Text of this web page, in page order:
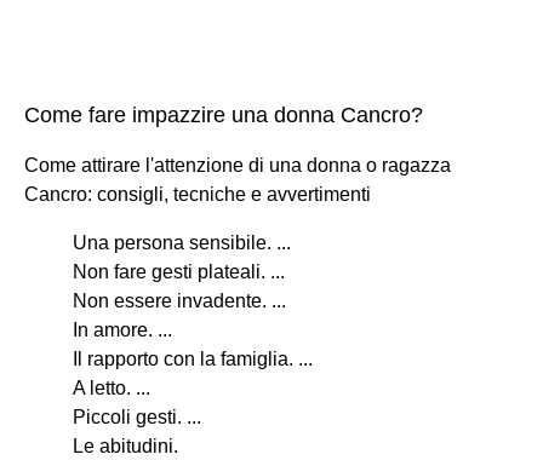
Come fare impazzire una donna Cancro?
Come attirare l'attenzione di una donna o ragazza
Cancro: consigli, tecniche e avvertimenti
Una persona sensibile. ...
Non fare gesti plateali. ...
Non essere invadente. ...
In amore. ...
Il rapporto con la famiglia. ...
A letto. ...
Piccoli gesti. ...
Le abitudini.